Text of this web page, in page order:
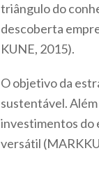
triângulo do
descoberta
KUNE, 2015).
O objetivo da
sustentável.
investimentos do
versátil